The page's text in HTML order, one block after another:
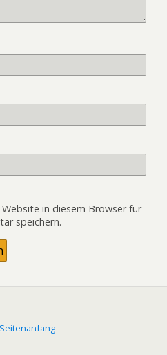
in diesem Browser für
speichern.